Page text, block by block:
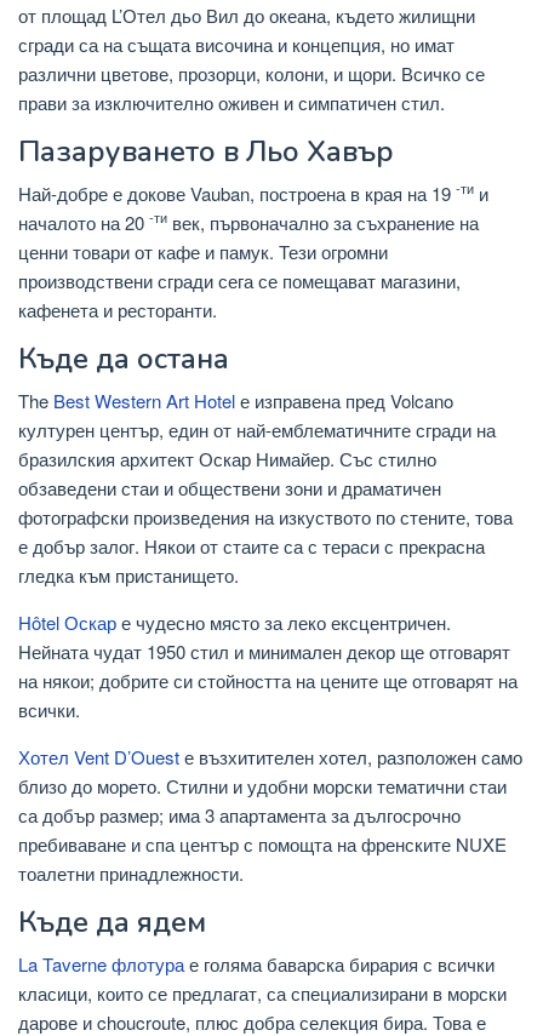
от площад L’Отел дьо Вил до океана, където жилищни
сгради са на същата височина и концепция, но имат
различни цветове, прозорци, колони, и щори. Всичко се
прави за изключително оживен и симпатичен стил.
Пазаруването в Льо Хавър
Най-добре е докове Vauban, построена в края на 19 -ти и
началото на 20 -ти век, първоначално за съхранение на
ценни товари от кафе и памук. Тези огромни
производствени сгради сега се помещават магазини,
кафенета и ресторанти.
Къде да остана
The Best Western Art Hotelе изправена пред Volcano
културен център, един от най-емблематичните сгради на
бразилския архитект Оскар Нимайер. Със стилно
обзаведени стаи и обществени зони и драматичен
фотографски произведения на изкуството по стените, това
е добър залог. Някои от стаите са с тераси с прекрасна
гледка към пристанището.
Hôtel Оскаре чудесно място за леко ексцентричен.
Нейната чудат 1950 стил и минимален декор ще отговарят
на някои; добрите си стойността на цените ще отговарят на
всички.
Хотел Vent D’Ouestе възхитителен хотел, разположен само
близо до морето. Стилни и удобни морски тематични стаи
са добър размер; има 3 апартамента за дългосрочно
пребиваване и спа център с помощта на френските NUXE
тоалетни принадлежности.
Къде да ядем
La Taverne флотурае голяма баварска бирария с всички
класици, които се предлагат, са специализирани в морски
дарове и choucroute, плюс добра селекция бира. Това е